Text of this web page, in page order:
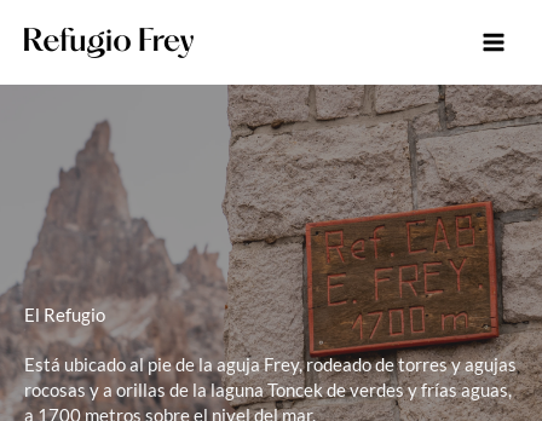
El Refugio
Está ubicado al pie de la aguja Frey, rodeado de torres y agujas
rocosas y a orillas de la laguna Toncek de verdes y frías aguas,
a 1700 metros sobre el nivel del mar.